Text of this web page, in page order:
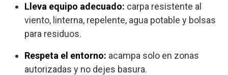
Lleva equipo adecuado: carpa resistente al
viento, linterna, repelente, agua potable y bolsas
para residuos.
Respeta el entorno: acampa solo en zonas
autorizadas y no dejes basura.